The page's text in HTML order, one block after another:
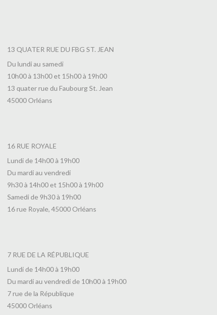
13 QUATER RUE DU FBG ST. JEAN
Du lundi au samedi
10h00 à 13h00 et 15h00 à 19h00
13 quater rue du Faubourg St. Jean
45000 Orléans
16 RUE ROYALE
Lundi de 14h00 à 19h00
Du mardi au vendredi
9h30 à 14h00 et 15h00 à 19h00
Samedi de 9h30 à 19h00
16 rue Royale, 45000 Orléans
7 RUE DE LA RÉPUBLIQUE
Lundi de 14h00 à 19h00
Du mardi au vendredi de 10h00 à 19h00
7 rue de la République
45000 Orléans